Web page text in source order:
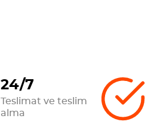
24/7
Teslimat ve teslim
alma